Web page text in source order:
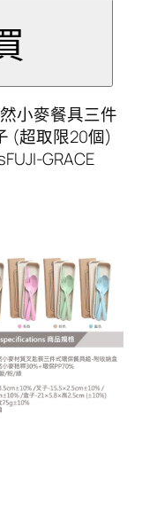
然小麥餐具三件
(超取限20個)
GRACE